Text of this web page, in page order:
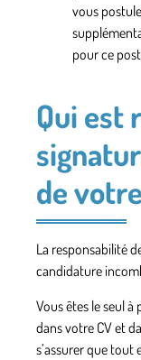
vous
pour ce
Qui est
de
La responsabilité
candidature
Vous êtes le seul
dans votre CV et
s’assurer que tout